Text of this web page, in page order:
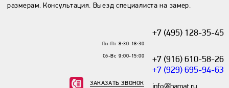
размерам. Консультация. Выезд специалиста на замер.
+7 (495) 128-35-45
+7 (916) 610-58-26
+7 (929) 695-94-63
info@hamat.ru
Пн-Пт 8:30-18:30
Сб-Вс 9:00-15:00
ЗАКАЗАТЬ ЗВОНОК